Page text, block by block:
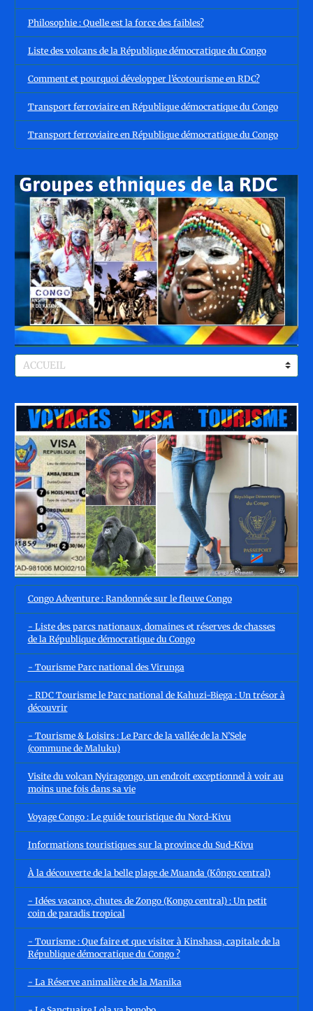
Philosophie : Quelle est la force des faibles?
Liste des volcans de la République démocratique du Congo
Comment et pourquoi développer l’écotourisme en RDC?
Transport ferroviaire en République démocratique du Congo
Transport ferroviaire en République démocratique du Congo
Congo Adventure : Randonnée sur le fleuve Congo
- Liste des parcs nationaux, domaines et réserves de chasses
de la République démocratique du Congo
- Tourisme Parc national des Virunga
- RDC Tourisme le Parc national de Kahuzi-Biega : Un trésor à
découvrir
- Tourisme & Loisirs : Le Parc de la vallée de la N’Sele
(commune de Maluku)
Visite du volcan Nyiragongo, un endroit exceptionnel à voir au
moins une fois dans sa vie
Voyage Congo : Le guide touristique du Nord-Kivu
Informations touristiques sur la province du Sud-Kivu
À la découverte de la belle plage de Muanda (Kôngo central)
- Idées vacance, chutes de Zongo (Kongo central) : Un petit
coin de paradis tropical
- Tourisme : Que faire et que visiter à Kinshasa, capitale de la
République démocratique du Congo ?
- La Réserve animalière de la Manika